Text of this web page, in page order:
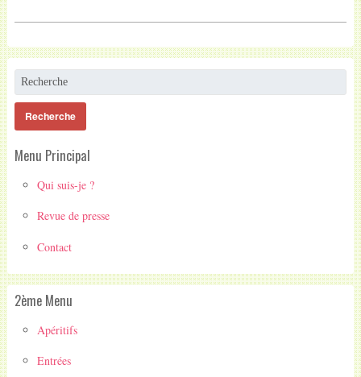
Menu Principal
Qui suis-je ?
Revue de presse
Contact
2ème Menu
Apéritifs
Entrées